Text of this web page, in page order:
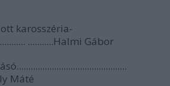
karosszéria-
...........Halmi Gábor
Máté